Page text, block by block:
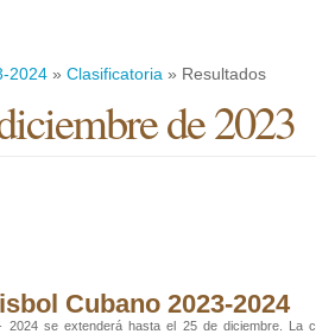
2024 » Clasificatoria » Resultados
de 2023
Cubano 2023-2024
se extenderá hasta el 25 de diciembre. La